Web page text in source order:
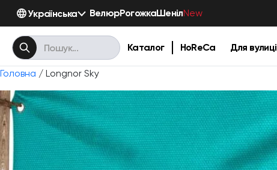
Українська ВелюрРогожкаШенілNew
Каталог HoReCa Для вулиці
Головна / Longnor Sky